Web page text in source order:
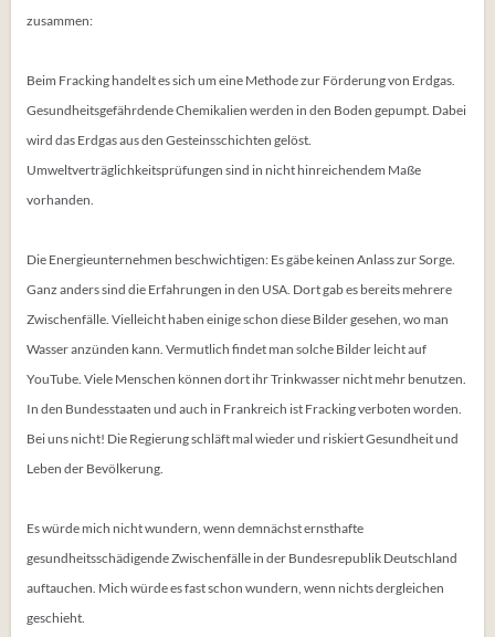
zusammen:
Beim Fracking handelt es sich um eine Methode zur Förderung von Erdgas.
Gesundheitsgefährdende Chemikalien werden in den Boden gepumpt. Dabei
wird das Erdgas aus den Gesteinsschichten gelöst.
Umweltverträglichkeitsprüfungen sind in nicht hinreichendem Maße
vorhanden.
Die Energieunternehmen beschwichtigen: Es gäbe keinen Anlass zur Sorge.
Ganz anders sind die Erfahrungen in den USA. Dort gab es bereits mehrere
Zwischenfälle. Vielleicht haben einige schon diese Bilder gesehen, wo man
Wasser anzünden kann. Vermutlich findet man solche Bilder leicht auf
YouTube. Viele Menschen können dort ihr Trinkwasser nicht mehr benutzen.
In den Bundesstaaten und auch in Frankreich ist Fracking verboten worden.
Bei uns nicht! Die Regierung schläft mal wieder und riskiert Gesundheit und
Leben der Bevölkerung.
Es würde mich nicht wundern, wenn demnächst ernsthafte
gesundheitsschädigende Zwischenfälle in der Bundesrepublik Deutschland
auftauchen. Mich würde es fast schon wundern, wenn nichts dergleichen
geschieht.